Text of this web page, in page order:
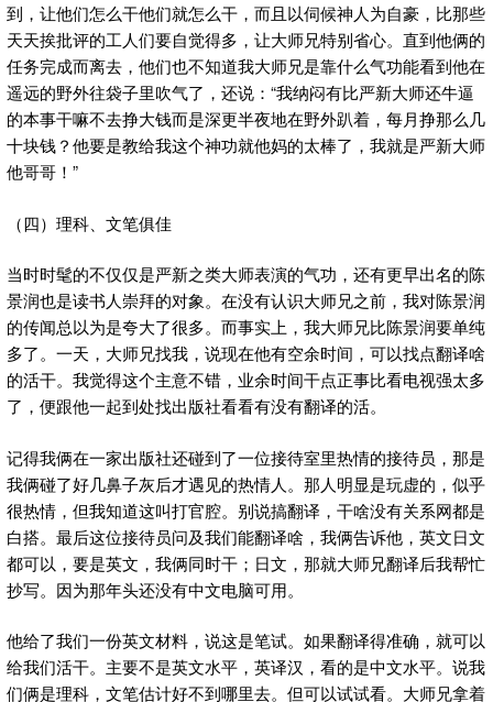
到，让他们怎么干他们就怎么干，而且以伺候神人为自豪，比那些
天天挨批评的工人们要自觉得多，让大师兄特别省心。直到他俩的
任务完成而离去，他们也不知道我大师兄是靠什么气功能看到他在
遥远的野外往袋子里吹气了，还说：“我纳闷有比严新大师还牛逼
的本事干嘛不去挣大钱而是深更半夜地在野外趴着，每月挣那么几
十块钱？他要是教给我这个神功就他妈的太棒了，我就是严新大师
他哥哥！”
（四）理科、文笔俱佳
当时时髦的不仅仅是严新之类大师表演的气功，还有更早出名的陈
景润也是读书人崇拜的对象。在没有认识大师兄之前，我对陈景润
的传闻总以为是夸大了很多。而事实上，我大师兄比陈景润要单纯
多了。一天，大师兄找我，说现在他有空余时间，可以找点翻译啥
的活干。我觉得这个主意不错，业余时间干点正事比看电视强太多
了，便跟他一起到处找出版社看看有没有翻译的活。
记得我俩在一家出版社还碰到了一位接待室里热情的接待员，那是
我俩碰了好几鼻子灰后才遇见的热情人。那人明显是玩虚的，似乎
很热情，但我知道这叫打官腔。别说搞翻译，干啥没有关系网都是
白搭。最后这位接待员问及我们能翻译啥，我俩告诉他，英文日文
都可以，要是英文，我俩同时干；日文，那就大师兄翻译后我帮忙
抄写。因为那年头还没有中文电脑可用。
他给了我们一份英文材料，说这是笔试。如果翻译得准确，就可以
给我们活干。主要不是英文水平，英译汉，看的是中文水平。说我
们俩是理科，文笔估计好不到哪里去。但可以试试看。大师兄拿着